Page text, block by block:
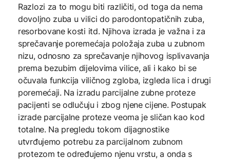
Razlozi za to mogu biti različiti, od toga da nema
dovoljno zuba u vilici do parodontopatičnih zuba,
resorbovane kosti itd. Njihova izrada je važna i za
sprečavanje poremećaja položaja zuba u zubnom
nizu, odnosno za sprečavanje njihovog isplivavanja
prema bezubim dijelovima vilice, ali i kako bi se
očuvala funkcija viličnog zgloba, izgleda lica i drugi
poremećaji. Na izradu parcijalne zubne proteze
pacijenti se odlučuju i zbog njene cijene. Postupak
izrade parcijalne proteze veoma je sličan kao kod
totalne. Na pregledu tokom dijagnostike
utvrđujemo potrebu za parcijalnom zubnom
protezom te određujemo njenu vrstu, a onda s